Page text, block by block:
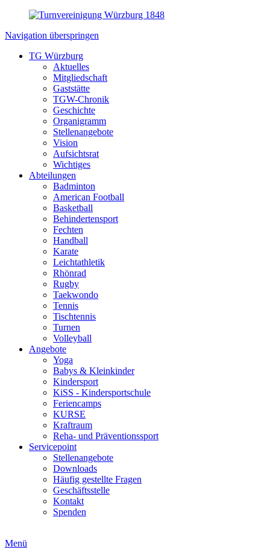
Navigation überspringen
TG Würzburg
Aktuelles
Mitgliedschaft
Gaststätte
TGW-Chronik
Geschichte
Organigramm
Stellenangebote
Vision
Aufsichtsrat
Wichtiges
Abteilungen
Badminton
American Football
Basketball
Behindertensport
Fechten
Handball
Karate
Leichtathletik
Rhönrad
Rugby
Taekwondo
Tennis
Tischtennis
Turnen
Volleyball
Angebote
Yoga
Babys & Kleinkinder
Kindersport
KiSS - Kindersportschule
Feriencamps
KURSE
Kraftraum
Reha- und Präventionssport
Servicepoint
Stellenangebote
Downloads
Häufig gestellte Fragen
Geschäftsstelle
Kontakt
Spenden
Menü